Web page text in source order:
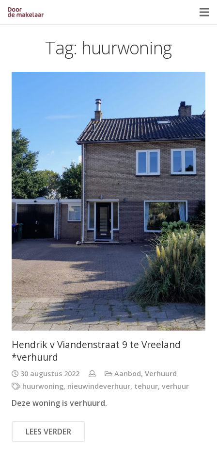
Tag: huurwoning
Hendrik v Viandenstraat 9 te Vreeland
*verhuurd
30 augustus 2022 Aanbod,Verhuurd
huurwoning, nieuwindeverhuur, tehuur, verhuur
Deze woning is verhuurd.
LEES VERDER